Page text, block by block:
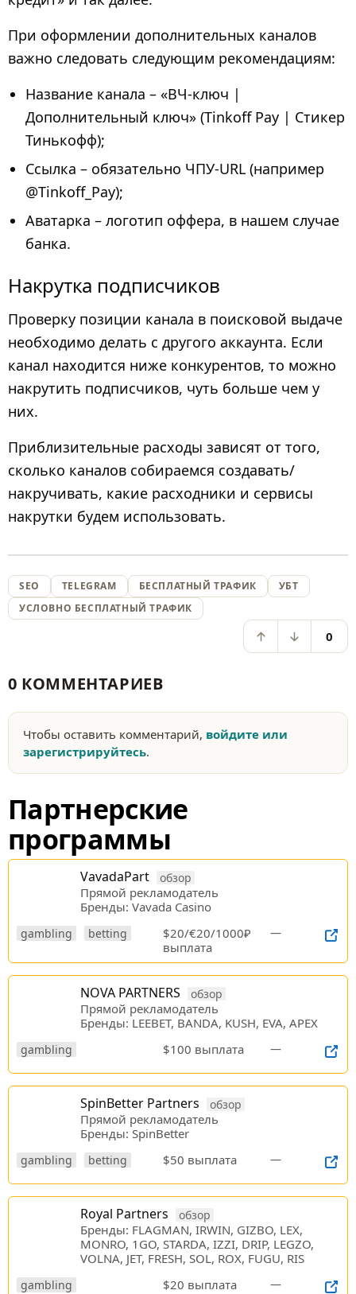
При оформлении дополнительных каналов
важно следовать следующим рекомендациям:
Название канала – «ВЧ-ключ |
Дополнительный ключ» (Tinkoff Pay | Стикер
Тинькофф);
Ссылка – обязательно ЧПУ-URL (например
@Tinkoff_Pay);
Аватарка – логотип оффера, в нашем случае
банка.
Накрутка подписчиков
Проверку позиции канала в поисковой выдаче
необходимо делать с другого аккаунта. Если
канал находится ниже конкурентов, то можно
накрутить подписчиков, чуть больше чем у
них.
Приблизительные расходы зависят от того,
сколько каналов собираемся создавать/
накручивать, какие расходники и сервисы
накрутки будем использовать.
SEO TELEGRAM БЕСПЛАТНЫЙ ТРАФИК
УБТ
УСЛОВНО БЕСПЛАТНЫЙ ТРАФИК
0
0 КОММЕНТАРИЕВ
Чтобы оставить комментарий, войдите или
зарегистрируйтесь.
Партнерские
программы
VavadaPart обзор
Прямой рекламодатель
Бренды: Vavada Casino
gambling betting
$20/€20/1000₽
выплата
—
NOVA PARTNERS обзор
Прямой рекламодатель
Бренды: LEEBET, BANDA, KUSH, EVA, APEX
gambling $100 выплата —
SpinBetter Partners обзор
Прямой рекламодатель
Бренды: SpinBetter
gambling betting $50 выплата —
Royal Partners обзор
Бренды: FLAGMAN, IRWIN, GIZBO, LEX,
MONRO, 1GO, STARDA, IZZI, DRIP, LEGZO,
VOLNA, JET, FRESH, SOL, ROX, FUGU, RIS
gambling $20 выплата —